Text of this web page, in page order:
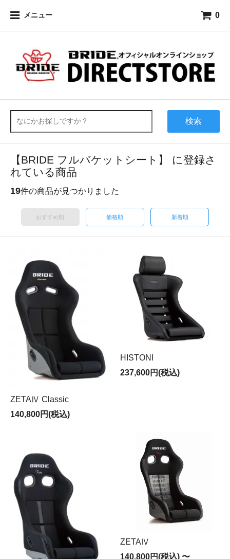
メニュー 0
検索
【BRIDE フルバケットシート】 に登録さ
れている商品
19件の商品が見つかりました
おすすめ順 価格順 新着順
ZETAⅣ Classic
140,800円(税込)
HISTONI
237,600円(税込)
ZETAⅣ
140,800円(税込) 〜